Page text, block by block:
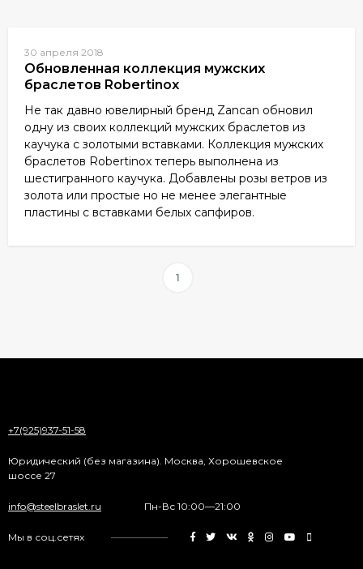
30 апреля 2018
Обновленная коллекция мужских
браслетов Robertinox
Не так давно ювелирный бренд Zancan обновил
одну из своих коллекций мужских браслетов из
каучука с золотыми вставками. Коллекция мужских
браслетов Robertinox теперь выполнена из
шестигранного каучука. Добавлены розы ветров из
золота или простые но не менее элегантные
пластины с вставками белых сапфиров.
1
+7(925)937-51-58
Юридический (без магазина). Москва, Хорошевское
шоссе 27
info@steelbraslet.ru Пн-Вс 10:00—21:00
Мы в соц.сетях